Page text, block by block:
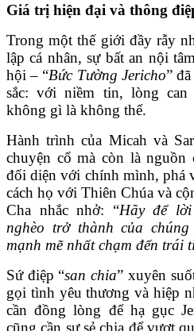
Giá trị hiện đại và thông
Trong một thế giới đầy rẫy
lập cá nhân, sự bất an nội
hội – “Bức Tường Jericho”
sắc: với niềm tin, lòng
không gì là không thể.
Hành trình của Micah và
chuyện cổ mà còn là nguồn
đối diện với chính mình, phá
cách họ với Thiên Chúa và
Cha nhắc nhở: “Hãy để
nghèo trở thành của
mạnh mẽ nhất chạm đến trái
Sứ điệp “san chia” xuyên
gọi tình yêu thương và hiệp
cần đồng lòng để hạ gục
cũng cần sự sẻ chia để vượt